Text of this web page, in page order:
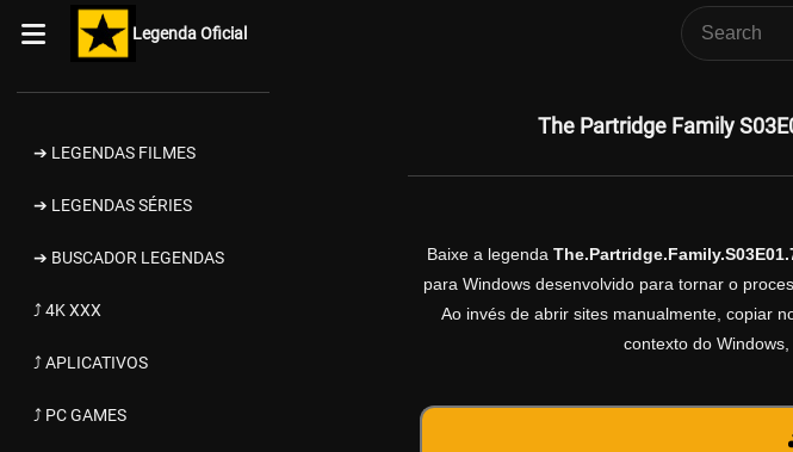
Legenda Oficial
➔ LEGENDAS FILMES
➔ LEGENDAS SÉRIES
➔ BUSCADOR LEGENDAS
⤴ 4K XXX
⤴ APLICATIVOS
⤴ PC GAMES
The Partridge Family
Baixe a legenda
para Windows desenvolvido para tornar o
Ao invés de abrir sites manualmente, copiar
contexto do